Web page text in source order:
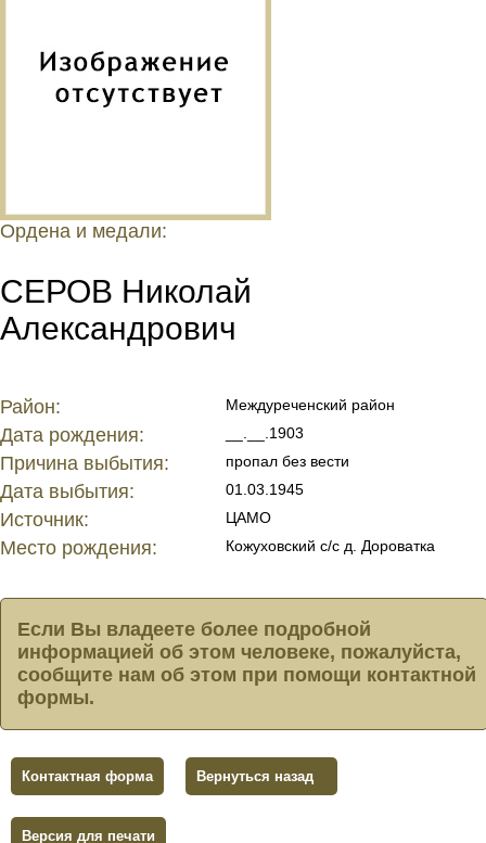
Ордена и медали:
СЕРОВ Николай
Александрович
Район: Междуреченский район
Дата рождения: __.__.1903
Причина выбытия: пропал без вести
Дата выбытия: 01.03.1945
Источник: ЦАМО
Место рождения: Кожуховский с/с д. Дороватка
Если Вы владеете более подробной
информацией об этом человеке, пожалуйста,
сообщите нам об этом при помощи контактной
формы.
Контактная форма Вернуться назад
Версия для печати